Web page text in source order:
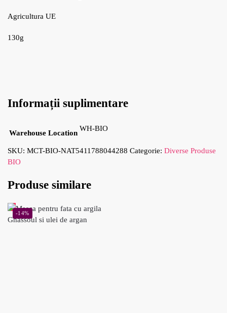
Agricultura UE
130g
Informații suplimentare
Warehouse Location
WH-BIO
SKU: MCT-BIO-NAT5411788044288 Categorie: Diverse Produse
BIO
Produse similare
-14%